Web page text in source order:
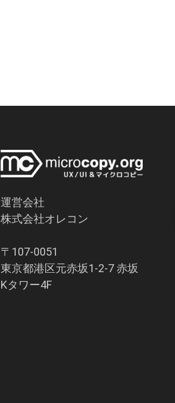
運営会社
株式会社オレコン
〒107-0051
東京都港区元赤坂1-2-7 赤坂
Kタワー4F